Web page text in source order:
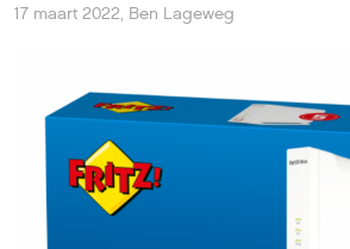
17 maart 2022, Ben Lageweg